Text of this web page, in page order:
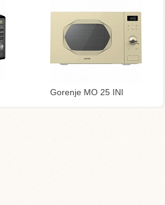
Gorenje MO 25 INI